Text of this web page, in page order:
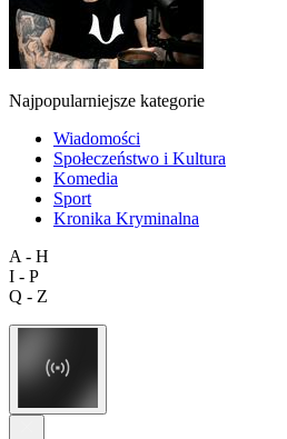
Najpopularniejsze kategorie
Wiadomości
Społeczeństwo i Kultura
Komedia
Sport
Kronika Kryminalna
A - H
I - P
Q - Z